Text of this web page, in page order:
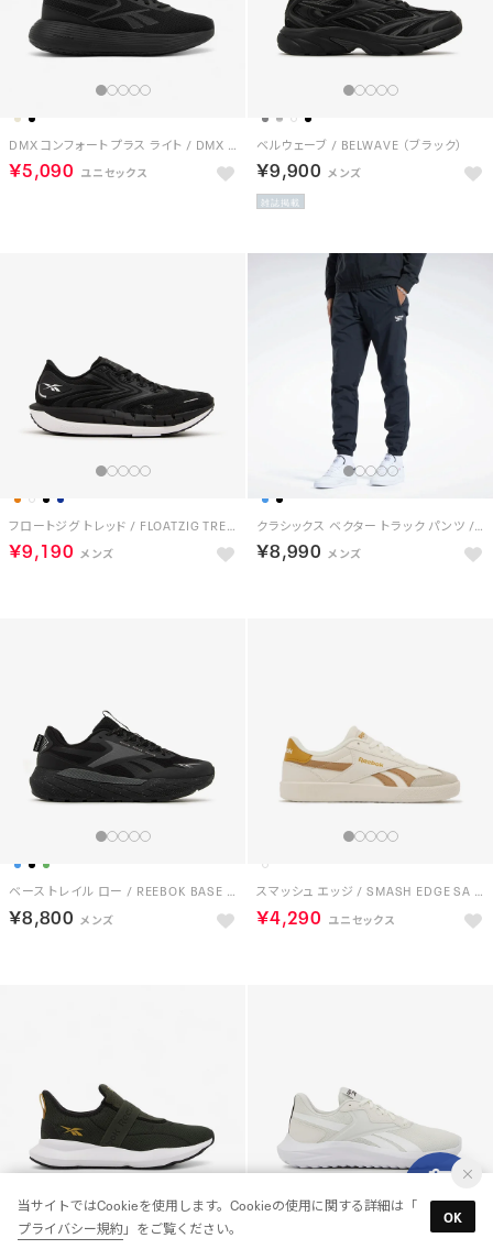
DMX コンフォート プラス ライト / DMX COMFORT + LITE （ブラック）
￥5,090
ベルウェーブ / BELWAVE （ブラック）
￥9,900
雑誌掲載
フロートジグ トレッド / FLOATZIG TREAD （ブラック）
￥9,190
クラシックス ベクター トラック パンツ / Classics Vector Track Pants （ナイトブラック）
￥8,990
ベース トレイル ロー / REEBOK BASE TRAIL LOW （ブラック）
￥8,800
スマッシュ エッジ / SMASH EDGE SA （チョーク/グリットゴールド）
￥4,290
当サイトではCookieを使用します。Cookieの使用に関する詳細は「
プライバシー規約 」をご覧ください。
OK